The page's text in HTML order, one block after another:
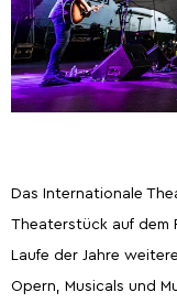
Entdeckung der
5 Things to
Anfahrt nach
Das Internationale
Theaterstück auf dem
Laufe der Jahre
Opern, Musicals und